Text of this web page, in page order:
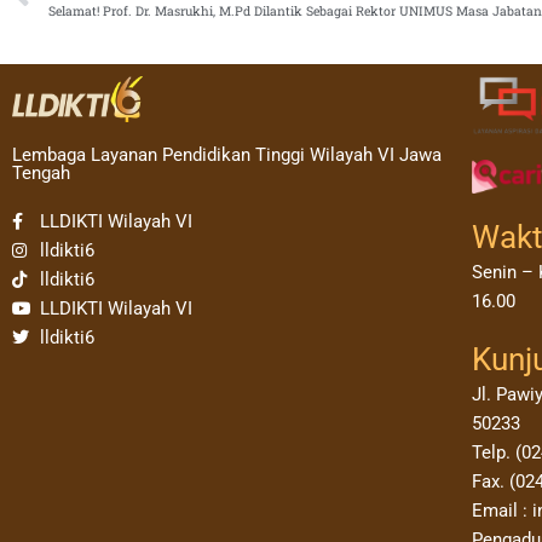
Selamat! Prof. Dr. Masrukhi, M.Pd Dilantik Sebagai Rektor UNIMUS Masa
Lembaga Layanan Pendidikan Tinggi Wilayah VI Jawa
Tengah
LLDIKTI Wilayah VI
lldikti6
lldikti6
LLDIKTI Wilayah VI
lldikti6
Senin –
16.00
Jl.
50233
Telp.
Fax.
Email :